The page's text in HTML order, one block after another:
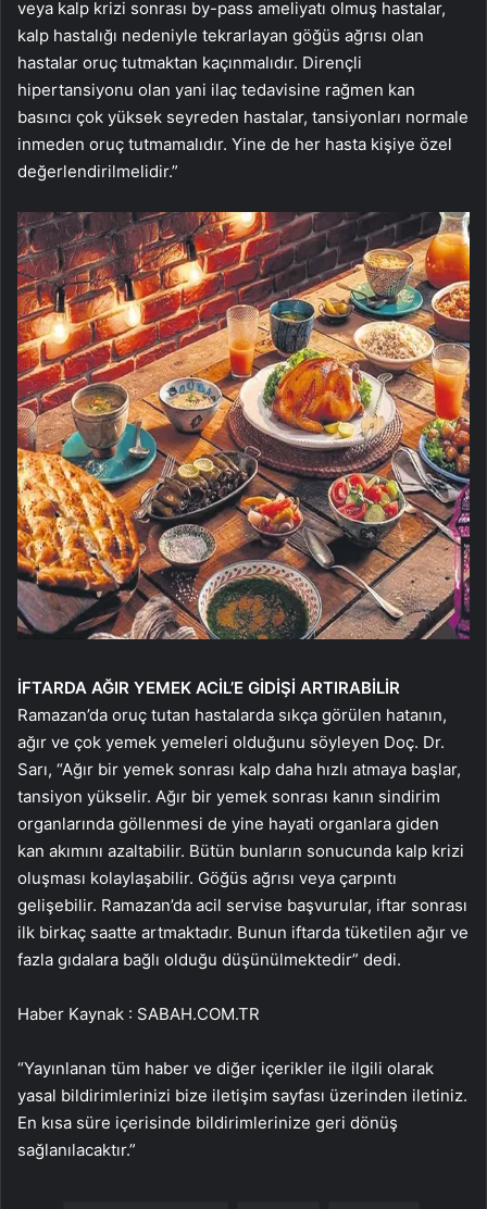
veya kalp krizi sonrası by-pass ameliyatı olmuş hastalar,
kalp hastalığı nedeniyle tekrarlayan göğüs ağrısı olan
hastalar oruç tutmaktan kaçınmalıdır. Dirençli
hipertansiyonu olan yani ilaç tedavisine rağmen kan
basıncı çok yüksek seyreden hastalar, tansiyonları normale
inmeden oruç tutmamalıdır. Yine de her hasta kişiye özel
değerlendirilmelidir.”
İFTARDA AĞIR YEMEK ACİL’E GİDİŞİ ARTIRABİLİR
Ramazan’da oruç tutan hastalarda sıkça görülen hatanın,
ağır ve çok yemek yemeleri olduğunu söyleyen Doç. Dr.
Sarı, “Ağır bir yemek sonrası kalp daha hızlı atmaya başlar,
tansiyon yükselir. Ağır bir yemek sonrası kanın sindirim
organlarında göllenmesi de yine hayati organlara giden
kan akımını azaltabilir. Bütün bunların sonucunda kalp krizi
oluşması kolaylaşabilir. Göğüs ağrısı veya çarpıntı
gelişebilir. Ramazan’da acil servise başvurular, iftar sonrası
ilk birkaç saatte artmaktadır. Bunun iftarda tüketilen ağır ve
fazla gıdalara bağlı olduğu düşünülmektedir” dedi.
Haber Kaynak : SABAH.COM.TR
“Yayınlanan tüm haber ve diğer içerikler ile ilgili olarak
yasal bildirimlerinizi bize iletişim sayfası üzerinden iletiniz.
En kısa süre içerisinde bildirimlerinize geri dönüş
sağlanılacaktır.”